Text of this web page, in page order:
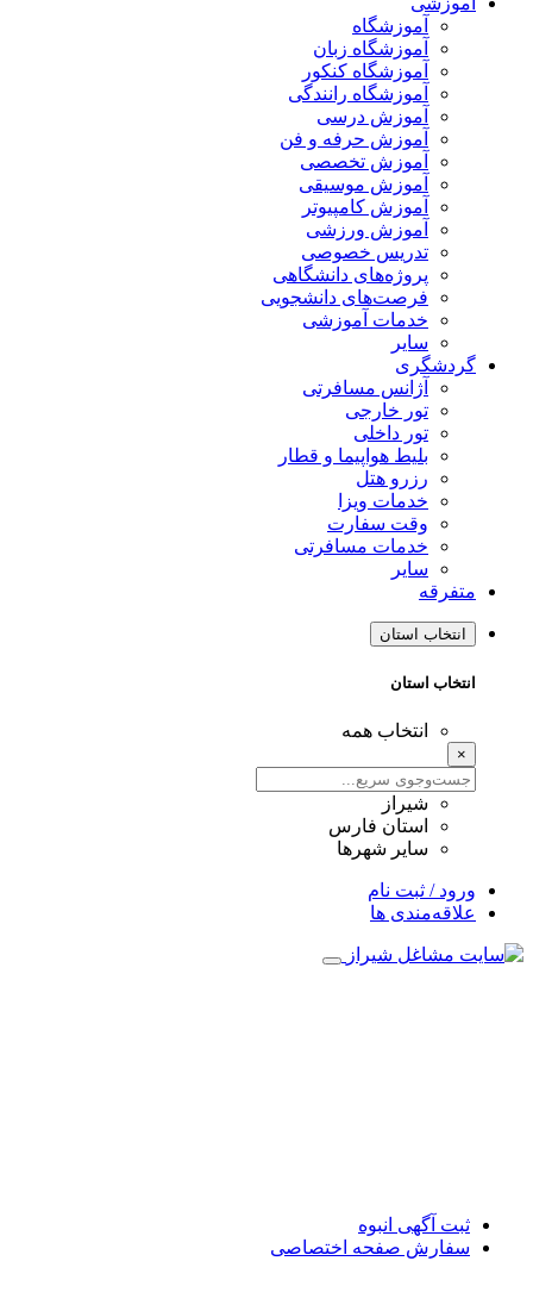
آموزشگاه
آموزشگاه زبان
آموزشگاه کنکور
آموزشگاه رانندگی
آموزش درسی
آموزش حرفه و فن
آموزش تخصصی
آموزش موسیقی
آموزش کامپیوتر
آموزش ورزشی
تدریس خصوصی
پروژه‌های دانشگاهی
فرصت‌های دانشجویی
خدمات آموزشی
سایر
گردشگری
آژانس مسافرتی
تور خارجی
تور داخلی
بلیط هواپیما و قطار
رزرو هتل
خدمات ویزا
وقت سفارت
خدمات مسافرتی
سایر
متفرقه
انتخاب استان
انتخاب استان
انتخاب همه
×
شیراز
استان فارس
سایر شهرها
ورود / ثبت نام
علاقه‌مندی ها
ثبت آگهی انبوه
سفارش صفحه اختصاصی